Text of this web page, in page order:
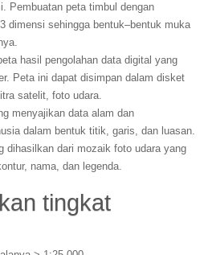
Pembuatan peta timbul dengan
dimensi sehingga bentuk–bentuk muka
hasil pengolahan data digital yang
Peta ini dapat disimpan dalam disket
satelit, foto udara.
menyajikan data alam dan
dalam bentuk titik, garis, dan luasan.
dihasilkan dari mozaik foto udara yang
nama, dan legenda.
tingkat